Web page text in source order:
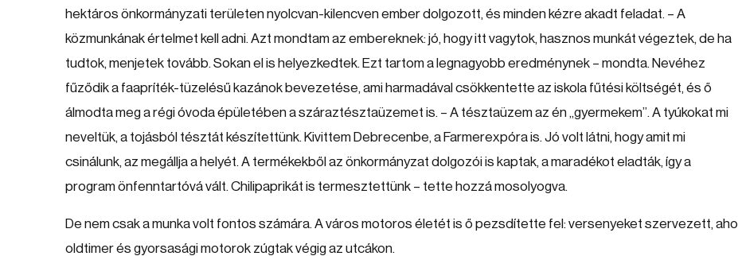
hektáros önkormányzati területen nyolcvan-kilencven ember dolgozott, és minden kézre akadt feladat. – A
közmunkának értelmet kell adni. Azt mondtam az embereknek: jó, hogy itt vagytok, hasznos munkát végeztek, de ha
tudtok, menjetek tovább. Sokan el is helyezkedtek. Ezt tartom a legnagyobb eredménynek – mondta. Nevéhez
fűződik a faapríték-tüzelésű kazánok bevezetése, ami harmadával csökkentette az iskola fűtési költségét, és ő
álmodta meg a régi óvoda épületében a száraztésztaüzemet is. – A tésztaüzem az én „gyermekem”. A tyúkokat mi
neveltük, a tojásból tésztát készítettünk. Kivittem Debrecenbe, a Farmerexpóra is. Jó volt látni, hogy amit mi
csinálunk, az megállja a helyét. A termékekből az önkormányzat dolgozói is kaptak, a maradékot eladták, így a
program önfenntartóvá vált. Chilipaprikát is termesztettünk – tette hozzá mosolyogva.
De nem csak a munka volt fontos számára. A város motoros életét is ő pezsdítette fel: versenyeket szervezett, ahol
oldtimer és gyorsasági motorok zúgtak végig az utcákon.